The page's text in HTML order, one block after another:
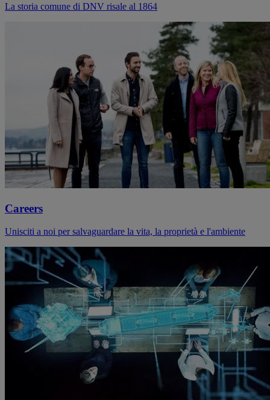
La storia comune di DNV risale al 1864
Careers
Unisciti a noi per salvaguardare la vita, la proprietà e l'ambiente